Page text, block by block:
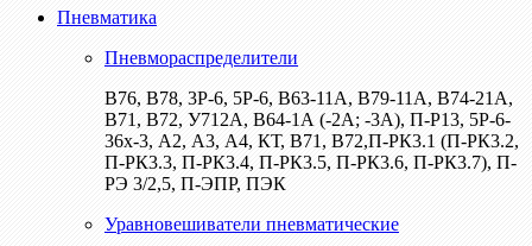
Пневматика
Пневмораспределители
В76, В78, 3Р-6, 5Р-6, В63-11А, В79-11А, В74-21А,
В71, В72, У712А, В64-1А (-2А; -3А), П-Р13, 5Р-6-
36х-3, А2, А3, А4, КТ, В71, В72,П-РК3.1 (П-РК3.2,
П-РК3.3, П-РК3.4, П-РК3.5, П-РК3.6, П-РК3.7), П-
РЭ 3/2,5, П-ЭПР, ПЭК
Уравновешиватели пневматические